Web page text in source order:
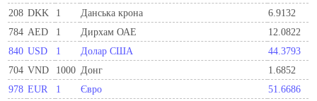
208 DKK 1 Данська крона
6.9132
784 AED 1 Дирхам ОАЕ
12.0822
840 USD 1 Долар США
44.3793
704 VND 1000 Донг
1.6852
978 EUR 1 Євро
51.6686